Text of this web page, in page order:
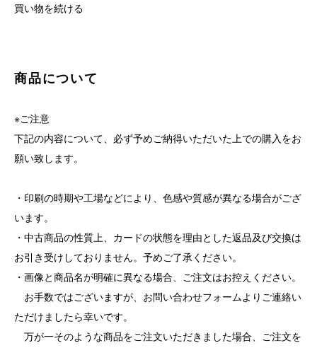
買い物を続ける
商品について
※ご注意
下記の内容について、必ず予めご納得いただいた上での購入をお
願い致します。
・印刷の時期や工場などにより、色感や質感が異なる場合がござ
います。
・中古商品の性質上、カードの状態を理由とした返品及び交換は
お引き受けしておりません。予めご了承ください。
・画像と商品名が明確に異なる場合、ご注文はお控えください。
お手数ではございますが、お問い合わせフォームよりご連絡い
ただけましたら幸いです。
万が一そのような商品をご注文いただきました場合、ご注文を